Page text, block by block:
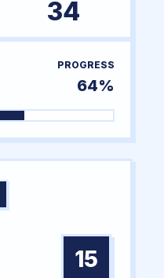
34
PROGRESS
64%
15